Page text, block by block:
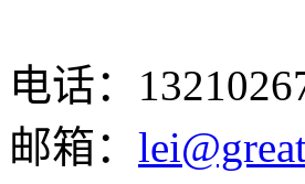
电话：
邮箱：